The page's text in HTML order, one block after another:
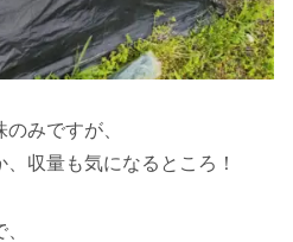
みですが、
収量も気になるところ！